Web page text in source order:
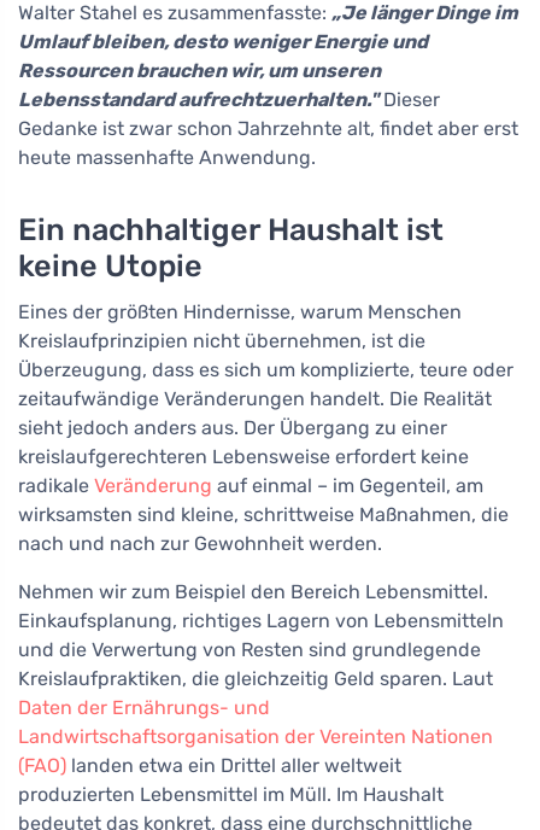
Walter Stahel es zusammenfasste: „Je länger Dinge im
Umlauf bleiben, desto weniger Energie und
Ressourcen brauchen wir, um unseren
Lebensstandard aufrechtzuerhalten."Dieser
Gedanke ist zwar schon Jahrzehnte alt, findet aber erst
heute massenhafte Anwendung.
Ein nachhaltiger Haushalt ist
keine Utopie
Eines der größten Hindernisse, warum Menschen
Kreislaufprinzipien nicht übernehmen, ist die
Überzeugung, dass es sich um komplizierte, teure oder
zeitaufwändige Veränderungen handelt. Die Realität
sieht jedoch anders aus. Der Übergang zu einer
kreislaufgerechteren Lebensweise erfordert keine
radikale Veränderung auf einmal – im Gegenteil, am
wirksamsten sind kleine, schrittweise Maßnahmen, die
nach und nach zur Gewohnheit werden.
Nehmen wir zum Beispiel den Bereich Lebensmittel.
Einkaufsplanung, richtiges Lagern von Lebensmitteln
und die Verwertung von Resten sind grundlegende
Kreislaufpraktiken, die gleichzeitig Geld sparen. Laut
Daten der Ernährungs- und
Landwirtschaftsorganisation der Vereinten Nationen
(FAO) landen etwa ein Drittel aller weltweit
produzierten Lebensmittel im Müll. Im Haushalt
bedeutet das konkret, dass eine durchschnittliche